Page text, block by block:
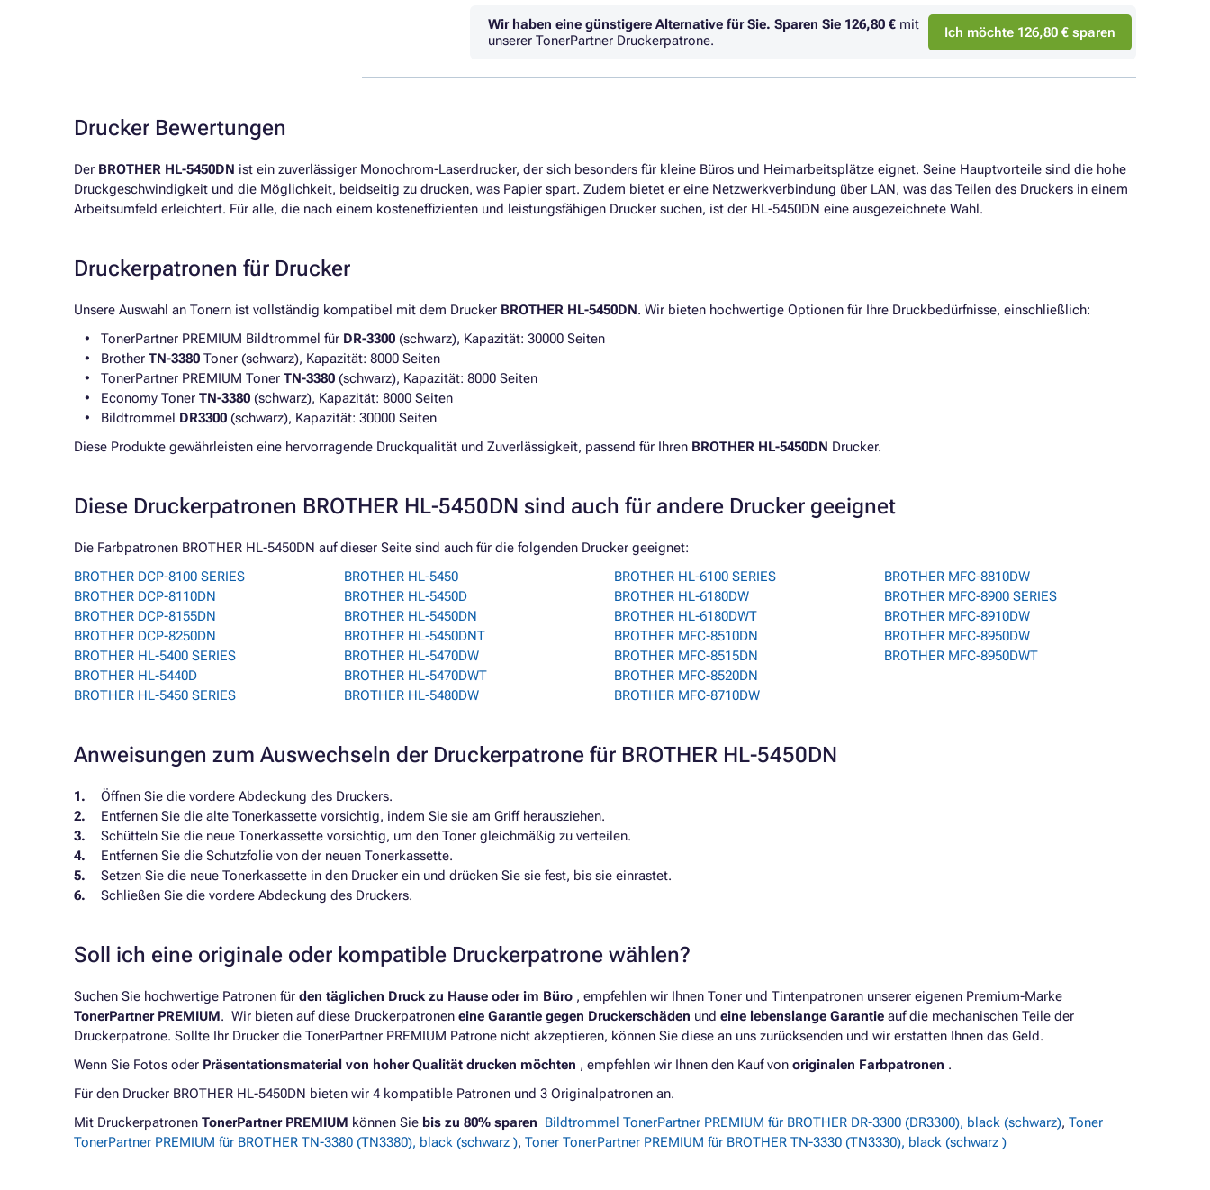
Wir haben eine günstigere Alternative für Sie. Sparen Sie 126,80 € mit
unserer TonerPartner Druckerpatrone.
Ich möchte 126,80 € sparen
Drucker Bewertungen
Der BROTHER HL-5450DN ist ein zuverlässiger Monochrom-Laserdrucker, der sich besonders für kleine Büros und Heimarbeitsplätze eignet. Seine Hauptvorteile sind die hohe
Druckgeschwindigkeit und die Möglichkeit, beidseitig zu drucken, was Papier spart. Zudem bietet er eine Netzwerkverbindung über LAN, was das Teilen des Druckers in einem
Arbeitsumfeld erleichtert. Für alle, die nach einem kosteneffizienten und leistungsfähigen Drucker suchen, ist der HL-5450DN eine ausgezeichnete Wahl.
Druckerpatronen für Drucker
Unsere Auswahl an Tonern ist vollständig kompatibel mit dem Drucker BROTHER HL-5450DN. Wir bieten hochwertige Optionen für Ihre Druckbedürfnisse, einschließlich:
TonerPartner PREMIUM Bildtrommel für DR-3300 (schwarz), Kapazität: 30000 Seiten
Brother TN-3380 Toner (schwarz), Kapazität: 8000 Seiten
TonerPartner PREMIUM Toner TN-3380 (schwarz), Kapazität: 8000 Seiten
Economy Toner TN-3380 (schwarz), Kapazität: 8000 Seiten
Bildtrommel DR3300 (schwarz), Kapazität: 30000 Seiten
Diese Produkte gewährleisten eine hervorragende Druckqualität und Zuverlässigkeit, passend für Ihren BROTHER HL-5450DN Drucker.
Diese Druckerpatronen BROTHER HL-5450DN sind auch für andere Drucker geeignet
Die Farbpatronen BROTHER HL-5450DN auf dieser Seite sind auch für die folgenden Drucker geeignet:
BROTHER DCP-8100 SERIES
BROTHER DCP-8110DN
BROTHER DCP-8155DN
BROTHER DCP-8250DN
BROTHER HL-5400 SERIES
BROTHER HL-5440D
BROTHER HL-5450 SERIES
BROTHER HL-5450
BROTHER HL-5450D
BROTHER HL-5450DN
BROTHER HL-5450DNT
BROTHER HL-5470DW
BROTHER HL-5470DWT
BROTHER HL-5480DW
BROTHER HL-6100 SERIES
BROTHER HL-6180DW
BROTHER HL-6180DWT
BROTHER MFC-8510DN
BROTHER MFC-8515DN
BROTHER MFC-8520DN
BROTHER MFC-8710DW
BROTHER MFC-8810DW
BROTHER MFC-8900 SERIES
BROTHER MFC-8910DW
BROTHER MFC-8950DW
BROTHER MFC-8950DWT
Anweisungen zum Auswechseln der Druckerpatrone für BROTHER HL-5450DN
Öffnen Sie die vordere Abdeckung des Druckers.
Entfernen Sie die alte Tonerkassette vorsichtig, indem Sie sie am Griff herausziehen.
Schütteln Sie die neue Tonerkassette vorsichtig, um den Toner gleichmäßig zu verteilen.
Entfernen Sie die Schutzfolie von der neuen Tonerkassette.
Setzen Sie die neue Tonerkassette in den Drucker ein und drücken Sie sie fest, bis sie einrastet.
Schließen Sie die vordere Abdeckung des Druckers.
Soll ich eine originale oder kompatible Druckerpatrone wählen?
Suchen Sie hochwertige Patronen für den täglichen Druck zu Hause oder im Büro , empfehlen wir Ihnen Toner und Tintenpatronen unserer eigenen Premium-Marke
TonerPartner PREMIUM. Wir bieten auf diese Druckerpatronen eine Garantie gegen Druckerschäden und eine lebenslange Garantie auf die mechanischen Teile der
Druckerpatrone. Sollte Ihr Drucker die TonerPartner PREMIUM Patrone nicht akzeptieren, können Sie diese an uns zurücksenden und wir erstatten Ihnen das Geld.
Wenn Sie Fotos oder Präsentationsmaterial von hoher Qualität drucken möchten , empfehlen wir Ihnen den Kauf von originalen Farbpatronen .
Für den Drucker BROTHER HL-5450DN bieten wir 4 kompatible Patronen und 3 Originalpatronen an.
Mit Druckerpatronen TonerPartner PREMIUM können Sie bis zu 80% sparen Bildtrommel TonerPartner PREMIUM für BROTHER DR-3300 (DR3300), black (schwarz), Toner
TonerPartner PREMIUM für BROTHER TN-3380 (TN3380), black (schwarz ), Toner TonerPartner PREMIUM für BROTHER TN-3330 (TN3330), black (schwarz )